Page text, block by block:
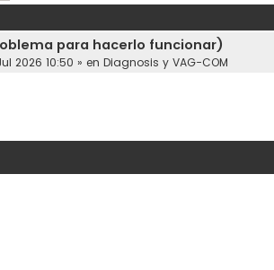
para hacerlo funcionar)
2026 10:50 » en Diagnosis y VAG-COM